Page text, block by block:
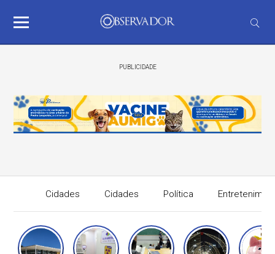
PUBLICIDADE
Cidades Cidades Política